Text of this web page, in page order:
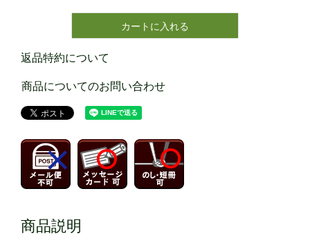
カートに入れる
返品特約について
商品についてのお問い合わせ
商品説明